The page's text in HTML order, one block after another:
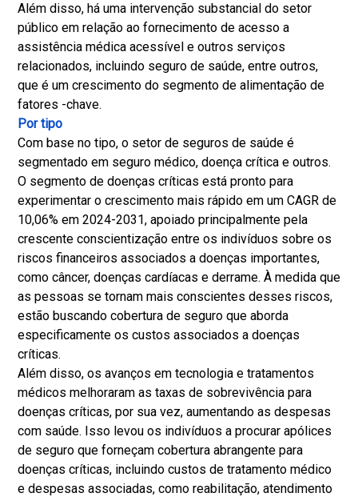
Além disso, há uma intervenção substancial do setor
público em relação ao fornecimento de acesso a
assistência médica acessível e outros serviços
relacionados, incluindo seguro de saúde, entre outros,
que é um crescimento do segmento de alimentação de
fatores -chave.
Por tipo
Com base no tipo, o setor de seguros de saúde é
segmentado em seguro médico, doença crítica e outros.
O segmento de doenças críticas está pronto para
experimentar o crescimento mais rápido em um CAGR de
10,06% em 2024-2031, apoiado principalmente pela
crescente conscientização entre os indivíduos sobre os
riscos financeiros associados a doenças importantes,
como câncer, doenças cardíacas e derrame. À medida que
as pessoas se tornam mais conscientes desses riscos,
estão buscando cobertura de seguro que aborda
especificamente os custos associados a doenças
críticas.
Além disso, os avanços em tecnologia e tratamentos
médicos melhoraram as taxas de sobrevivência para
doenças críticas, por sua vez, aumentando as despesas
com saúde. Isso levou os indivíduos a procurar apólices
de seguro que forneçam cobertura abrangente para
doenças críticas, incluindo custos de tratamento médico
e despesas associadas, como reabilitação, atendimento